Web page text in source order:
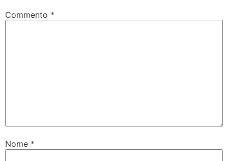
Commento *
Nome *